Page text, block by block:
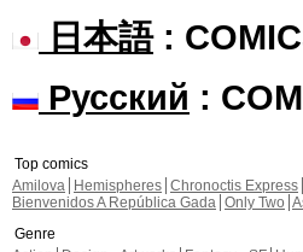
日本語:
Русский :
Top comics
Amilova
Hemispheres Chronoctis Express
Bienvenidos A República Gada Only Two
Genre